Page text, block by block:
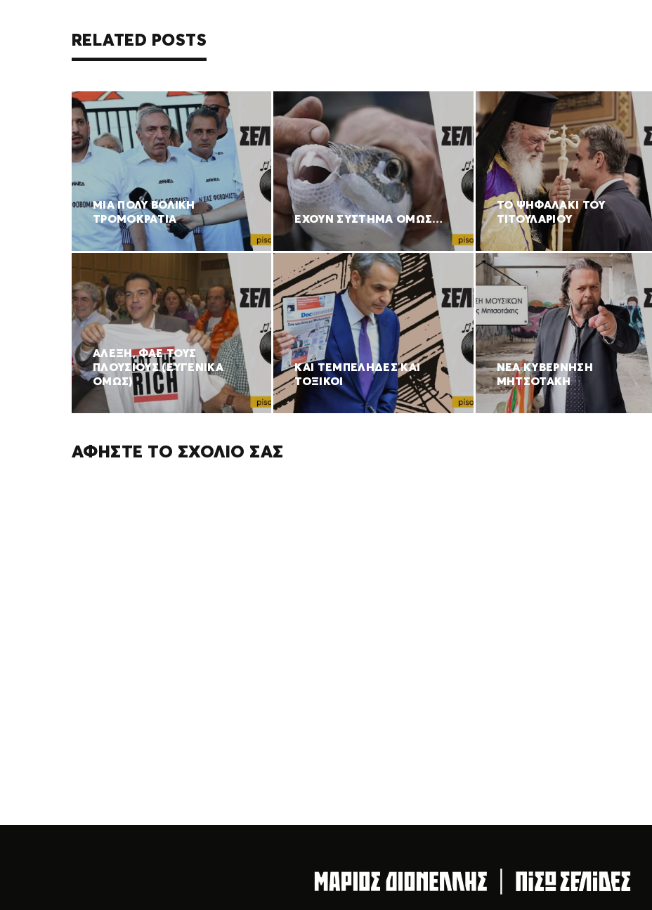
RELATED POSTS
ΜΙΑ ΠΟΛΥ ΒΟΛΙΚΗ
ΤΡΟΜΟΚΡΑΤΙΑ
ΕΧΟΥΝ ΣΥΣΤΗΜΑ ΟΜΩΣ…
ΤΟ ΨΗΦΑΛΑΚΙ ΤΟΥ
ΤΙΤΟΥΛΑΡΙΟΥ
ΑΛΕΞΗ, ΦΑΕ ΤΟΥΣ
ΠΛΟΥΣΙΟΥΣ (ΕΥΓΕΝΙΚΑ
ΟΜΩΣ)
ΚΑΙ ΤΕΜΠΕΛΗΔΕΣ ΚΑΙ
ΤΟΞΙΚΟΙ
ΝΕΑ ΚΥΒΕΡΝΗΣΗ
ΜΗΤΣΟΤΑΚΗ
ΑΦΉΣΤΕ ΤΟ ΣΧΌΛΙΌ ΣΑΣ